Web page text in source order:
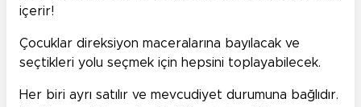
içerir!
Çocuklar direksiyon maceralarına bayılacak ve
seçtikleri yolu seçmek için hepsini toplayabilecek.
Her biri ayrı satılır ve mevcudiyet durumuna bağlıdır.